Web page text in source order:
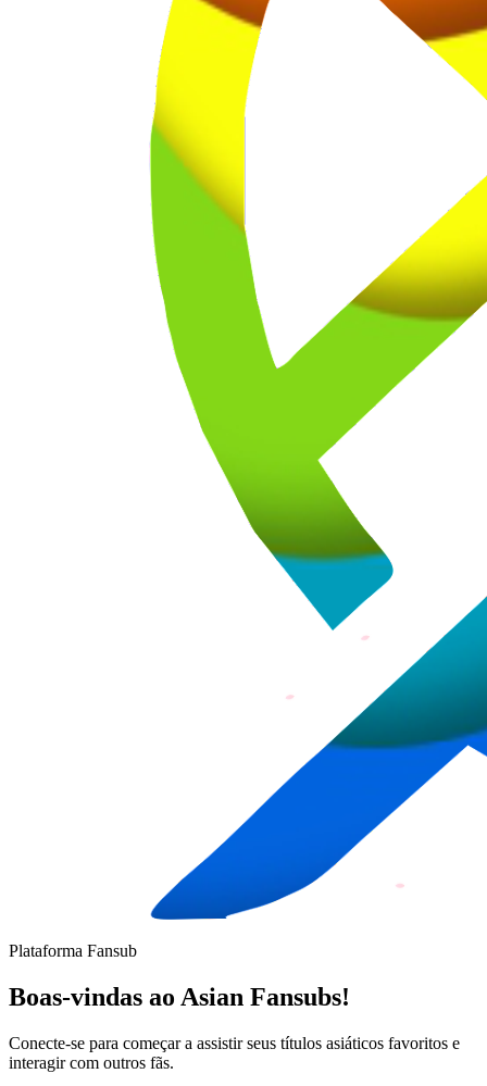
Plataforma Fansub
Boas-vindas ao Asian Fansubs!
Conecte-se para começar a assistir seus títulos asiáticos favoritos e
interagir com outros fãs.